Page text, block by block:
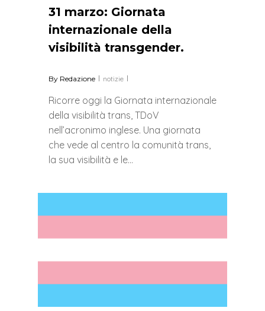
31 marzo: Giornata
internazionale della
visibilità transgender.
By Redazione notizie
Ricorre oggi la Giornata internazionale
della visibilità trans, TDoV
nell’acronimo inglese. Una giornata
che vede al centro la comunità trans,
la sua visibilità e le…